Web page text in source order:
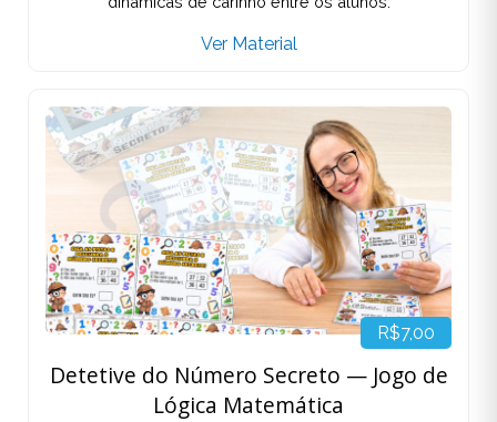
Ver Material
R$7,00
Detetive do Número Secreto — Jogo de
Lógica Matemática